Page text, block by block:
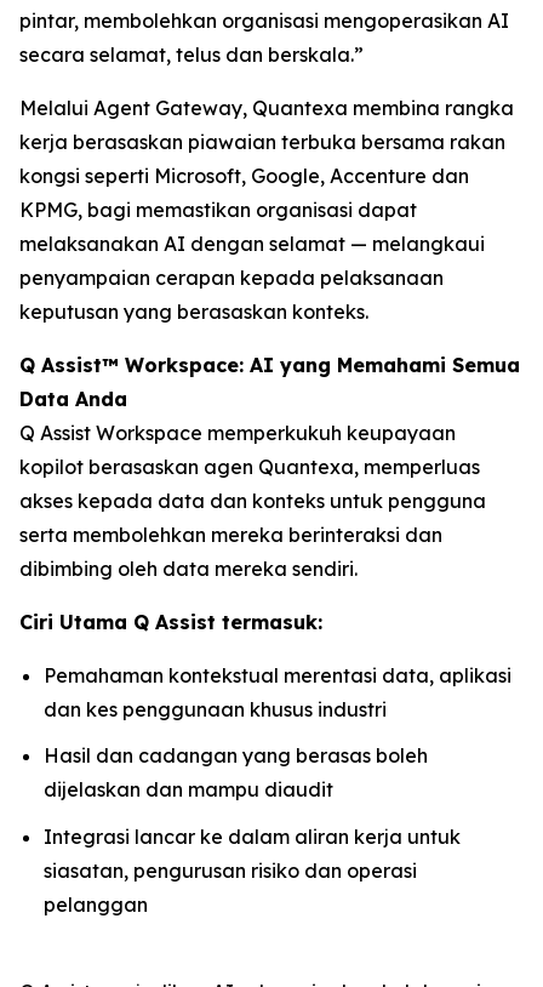
pintar, membolehkan organisasi mengoperasikan AI
secara selamat, telus dan berskala.”
Melalui Agent Gateway, Quantexa membina rangka
kerja berasaskan piawaian terbuka bersama rakan
kongsi seperti Microsoft, Google, Accenture dan
KPMG, bagi memastikan organisasi dapat
melaksanakan AI dengan selamat — melangkaui
penyampaian cerapan kepada pelaksanaan
keputusan yang berasaskan konteks.
Q Assist™ Workspace: AI yang Memahami Semua
Data Anda
Q Assist Workspace memperkukuh keupayaan
kopilot berasaskan agen Quantexa, memperluas
akses kepada data dan konteks untuk pengguna
serta membolehkan mereka berinteraksi dan
dibimbing oleh data mereka sendiri.
Ciri Utama Q Assist termasuk:
Pemahaman kontekstual merentasi data, aplikasi
dan kes penggunaan khusus industri
Hasil dan cadangan yang berasas boleh
dijelaskan dan mampu diaudit
Integrasi lancar ke dalam aliran kerja untuk
siasatan, pengurusan risiko dan operasi
pelanggan